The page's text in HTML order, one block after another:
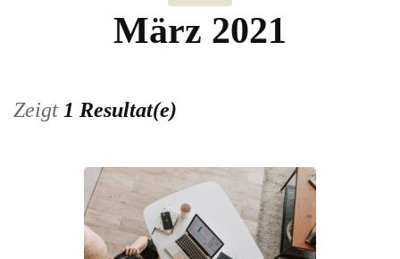
März 2021
Zeigt 1 Resultat(e)